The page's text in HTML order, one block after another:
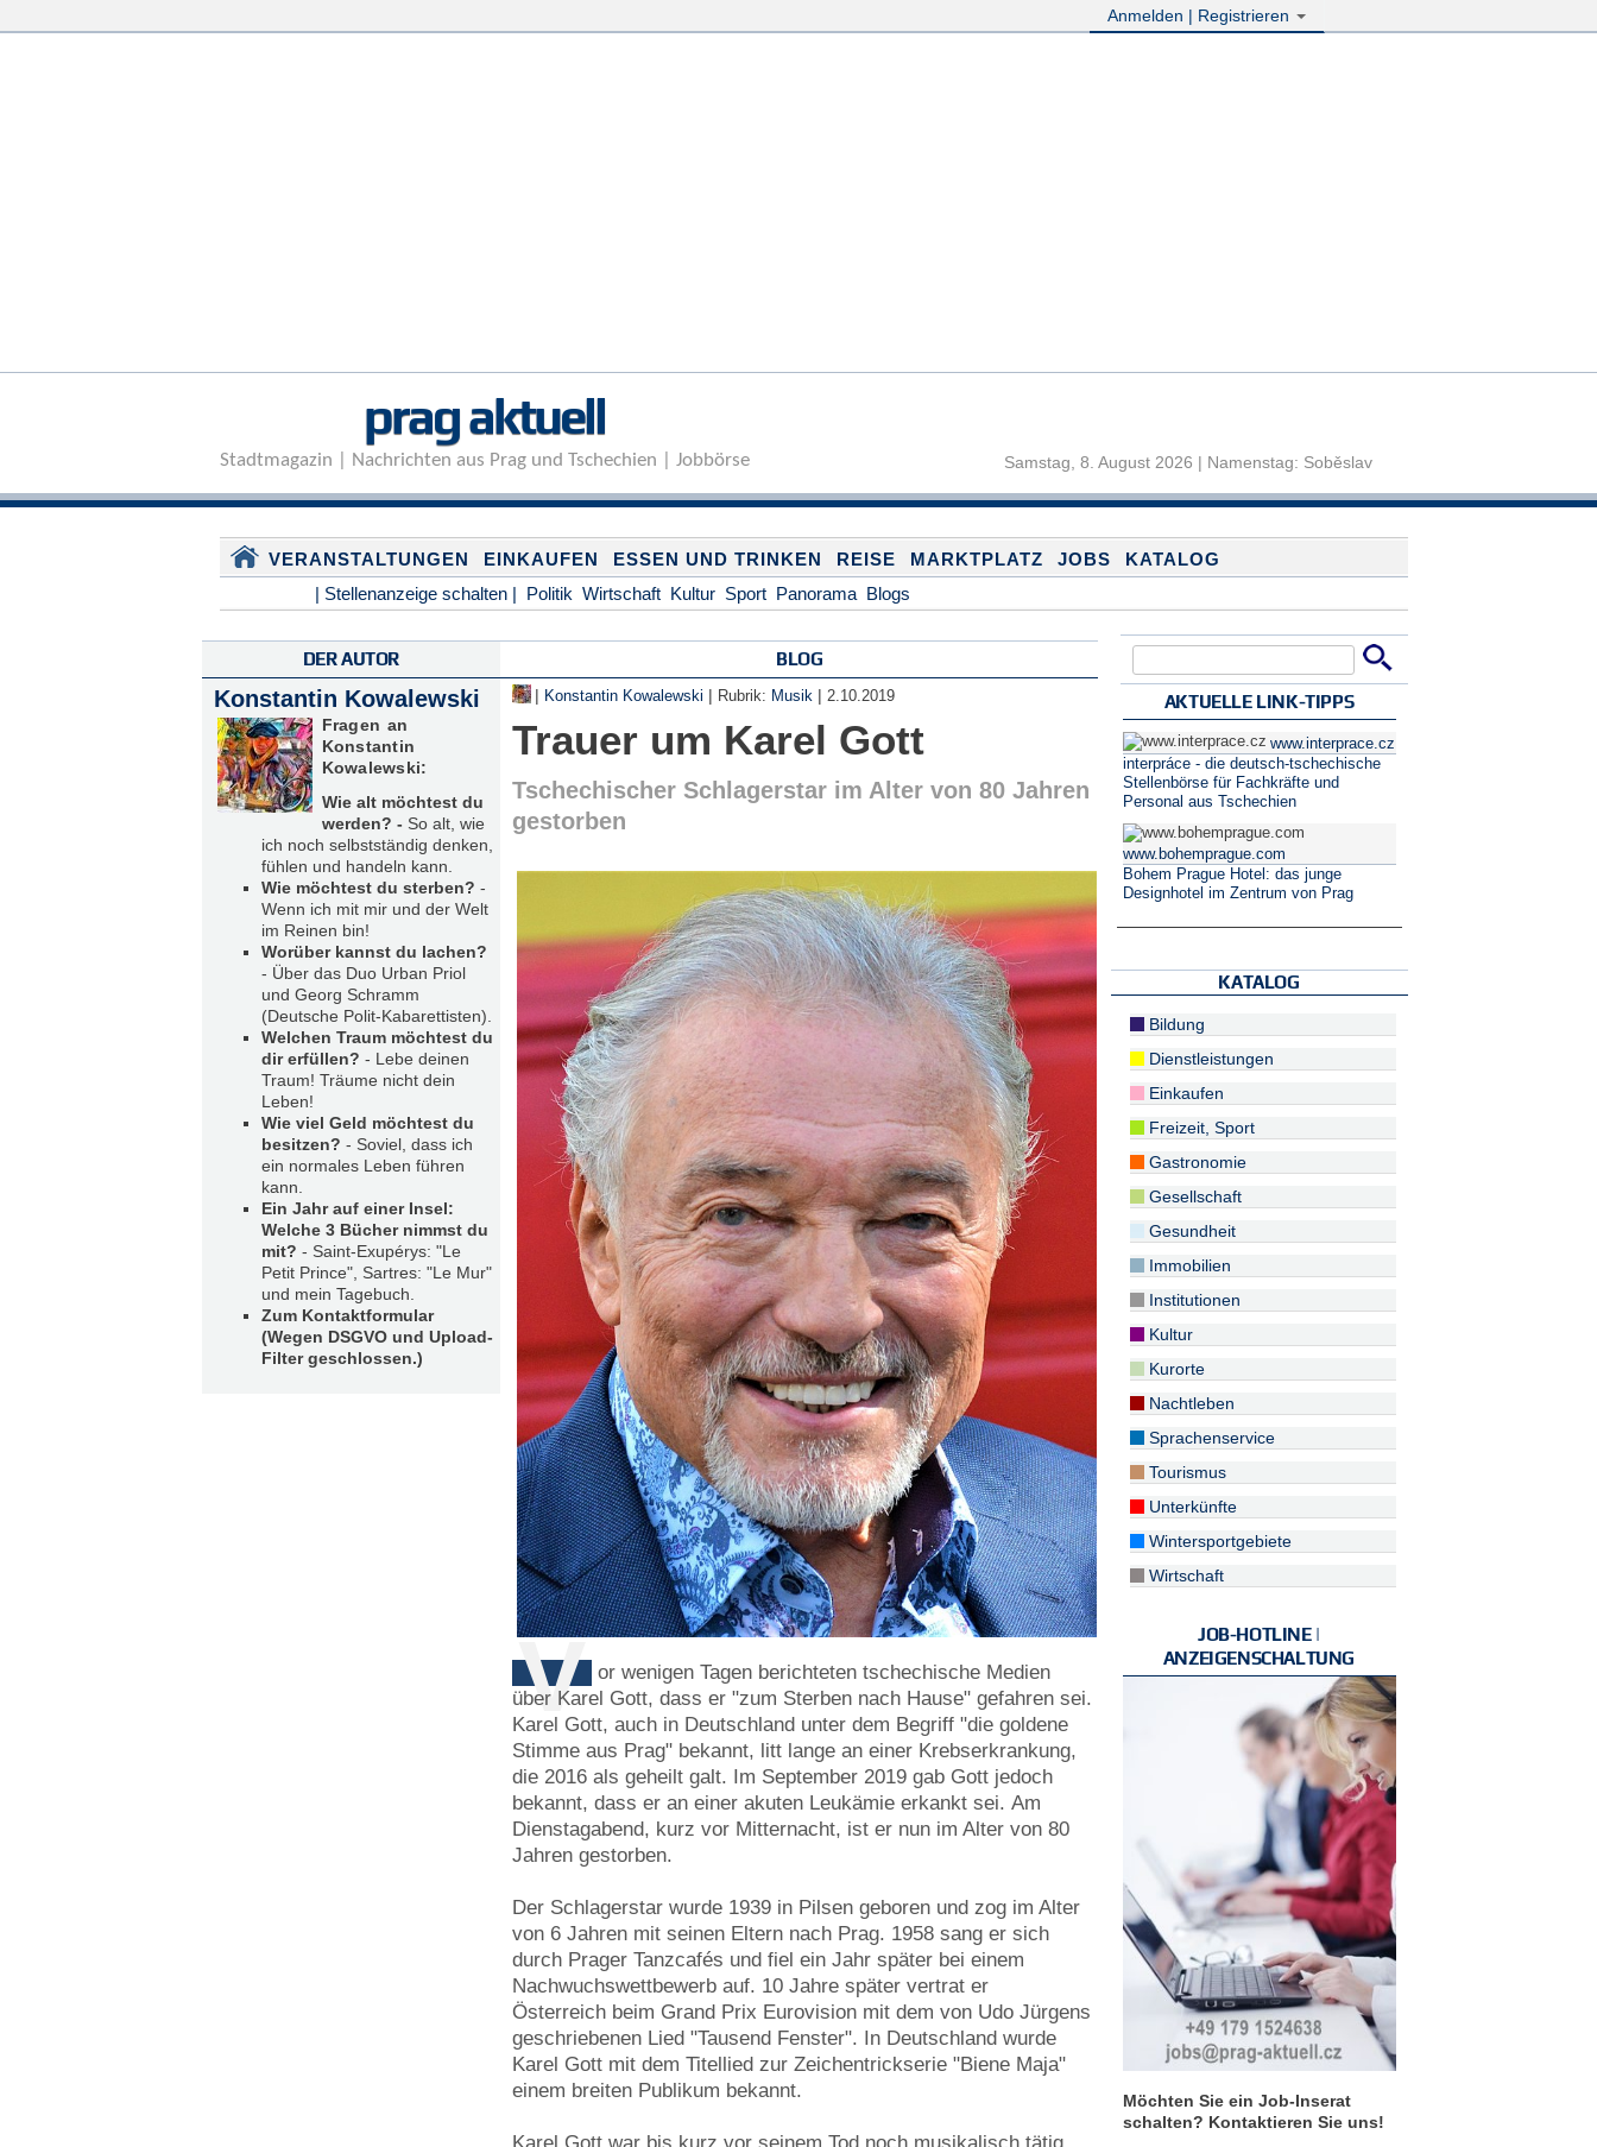
Anmelden | Registrieren
prag aktuell
Stadtmagazin | Nachrichten aus Prag und Tschechien | Jobbörse Samstag, 8. August 2026 | Namenstag: Soběslav
VERANSTALTUNGEN EINKAUFEN ESSEN UND TRINKEN REISE MARKTPLATZ JOBS
KATALOG
| Stellenanzeige schalten | Politik Wirtschaft Kultur Sport Panorama Blogs
DER AUTOR
Konstantin Kowalewski
Fragen an
Konstantin
Kowalewski:
Wie alt möchtest du
werden? - So alt, wie
ich noch selbstständig denken,
fühlen und handeln kann.
Wie möchtest du sterben? -
Wenn ich mit mir und der Welt
im Reinen bin!
Worüber kannst du lachen?
- Über das Duo Urban Priol
und Georg Schramm
(Deutsche Polit-Kabarettisten).
Welchen Traum möchtest du
dir erfüllen? - Lebe deinen
Traum! Träume nicht dein
Leben!
Wie viel Geld möchtest du
besitzen? - Soviel, dass ich
ein normales Leben führen
kann.
Ein Jahr auf einer Insel:
Welche 3 Bücher nimmst du
mit? - Saint-Exupérys: "Le
Petit Prince", Sartres: "Le Mur"
und mein Tagebuch.
Zum Kontaktformular
(Wegen DSGVO und Upload-
Filter geschlossen.)
BLOG
| Konstantin Kowalewski | Rubrik: Musik | 2.10.2019
Trauer um Karel Gott
Tschechischer Schlagerstar im Alter von 80 Jahren
gestorben
V or wenigen Tagen berichteten tschechische Medien
über Karel Gott, dass er "zum Sterben nach Hause" gefahren sei.
Karel Gott, auch in Deutschland unter dem Begriff "die goldene
Stimme aus Prag" bekannt, litt lange an einer Krebserkrankung,
die 2016 als geheilt galt. Im September 2019 gab Gott jedoch
bekannt, dass er an einer akuten Leukämie erkankt sei. Am
Dienstagabend, kurz vor Mitternacht, ist er nun im Alter von 80
Jahren gestorben.
Der Schlagerstar wurde 1939 in Pilsen geboren und zog im Alter
von 6 Jahren mit seinen Eltern nach Prag. 1958 sang er sich
durch Prager Tanzcafés und fiel ein Jahr später bei einem
Nachwuchswettbewerb auf. 10 Jahre später vertrat er
Österreich beim Grand Prix Eurovision mit dem von Udo Jürgens
geschriebenen Lied "Tausend Fenster". In Deutschland wurde
Karel Gott mit dem Titellied zur Zeichentrickserie "Biene Maja"
einem breiten Publikum bekannt.
Karel Gott war bis kurz vor seinem Tod noch musikalisch tätig
AKTUELLE LINK-TIPPS
www.interprace.cz
interpráce - die deutsch-tschechische
Stellenbörse für Fachkräfte und
Personal aus Tschechien
www.bohemprague.com
Bohem Prague Hotel: das junge
Designhotel im Zentrum von Prag
KATALOG
Bildung
Dienstleistungen
Einkaufen
Freizeit, Sport
Gastronomie
Gesellschaft
Gesundheit
Immobilien
Institutionen
Kultur
Kurorte
Nachtleben
Sprachenservice
Tourismus
Unterkünfte
Wintersportgebiete
Wirtschaft
JOB-HOTLINE |
ANZEIGENSCHALTUNG
Möchten Sie ein Job-Inserat
schalten? Kontaktieren Sie uns!